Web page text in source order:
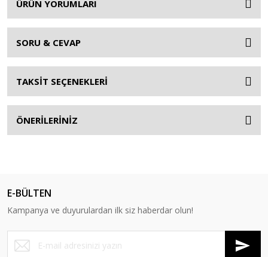
ÜRÜN YORUMLARI
SORU & CEVAP
TAKSİT SEÇENEKLERİ
ÖNERİLERİNİZ
E-BÜLTEN
Kampanya ve duyurulardan ilk siz haberdar olun!